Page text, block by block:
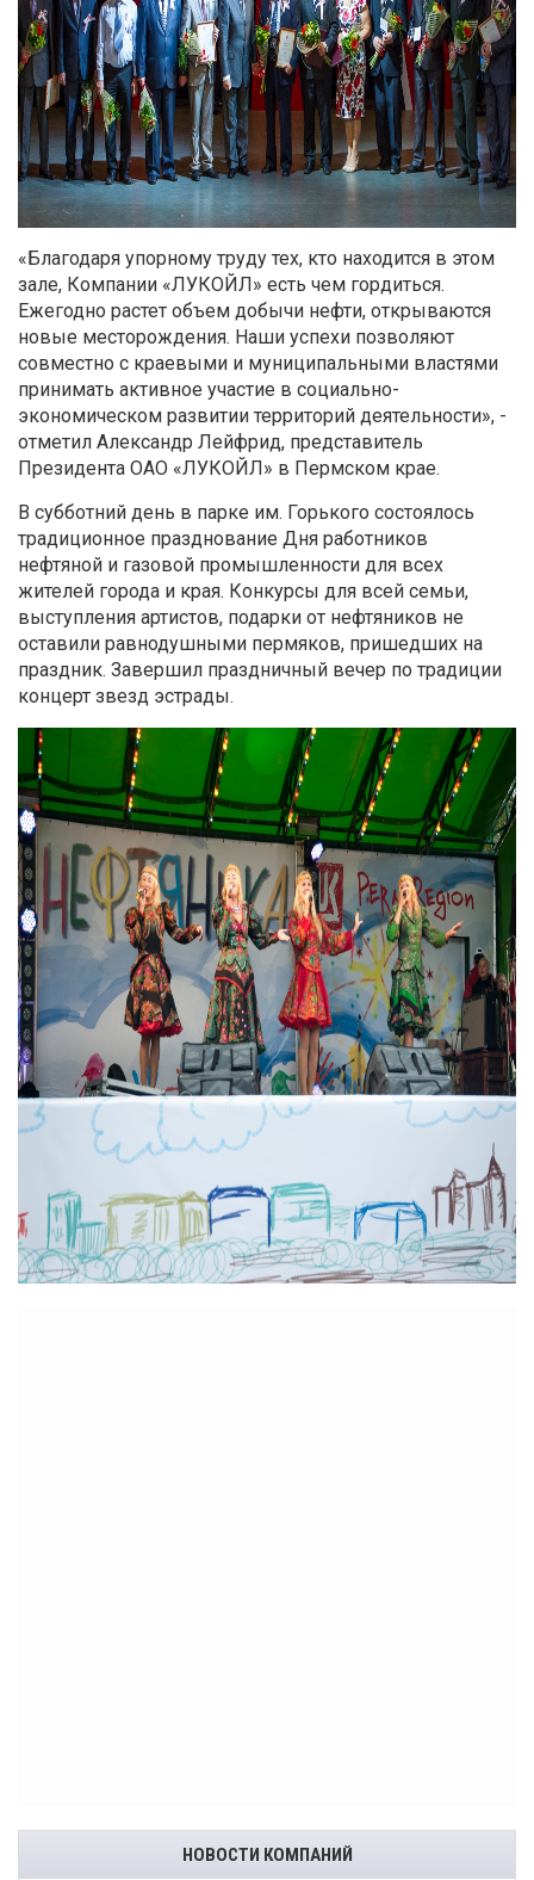
«Благодаря упорному труду тех, кто находится в этом
зале, Компании «ЛУКОЙЛ» есть чем гордиться.
Ежегодно растет объем добычи нефти, открываются
новые месторождения. Наши успехи позволяют
совместно с краевыми и муниципальными властями
принимать активное участие в социально-
экономическом развитии территорий деятельности», -
отметил Александр Лейфрид, представитель
Президента ОАО «ЛУКОЙЛ» в Пермском крае.
В субботний день в парке им. Горького состоялось
традиционное празднование Дня работников
нефтяной и газовой промышленности для всех
жителей города и края. Конкурсы для всей семьи,
выступления артистов, подарки от нефтяников не
оставили равнодушными пермяков, пришедших на
праздник. Завершил праздничный вечер по традиции
концерт звезд эстрады.
НОВОСТИ КОМПАНИЙ